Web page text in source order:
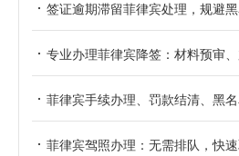
签证逾期滞留菲律宾处理，规避黑名单，安
专业办理菲律宾降签：材料预审、加急办理、全程
菲律宾手续办理、罚款结清、黑名单
菲律宾驾照办理：无需排队，快速取证，